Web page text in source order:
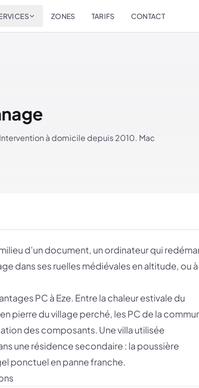
ZONES TARIFS CONTACT
à domicile depuis 2010. Mac
d’un document, un ordinateur qui
dans ses ruelles médiévales en altitude, ou à
PC à Eze. Entre la chaleur estivale du
pierre du village perché, les PC de la
des composants. Une villa utilisée
une résidence secondaire : la poussière
ponctuel en panne franche.